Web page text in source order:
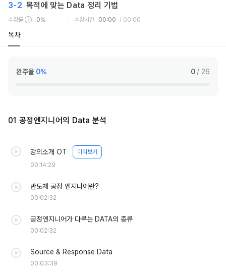
3-2 목적에 맞는 Data 정리 기법
수강률 0% 수강시간 00:00 / 00:00
목차
완주율 0% 0 / 26
01 공정엔지니어의 Data 분석
강의소개 OT
미리보기
00:14:29
반도체 공정 엔지니어란?
00:02:32
공정엔지니어가 다루는 DATA의 종류
00:02:32
Source & Response Data
00:03:39